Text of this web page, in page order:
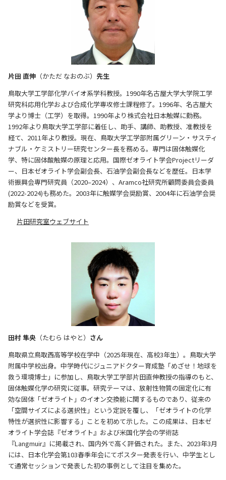
片田 直伸 （かただ なおのぶ） 先生
鳥取大学工学部化学バイオ系学科教授。1990年名古屋大学大学院工学
研究科応用化学および合成化学専攻修士課程修了。1996年、名古屋大
学より博士（工学）を取得。1990年より株式会社日本触媒に勤務。
1992年より鳥取大学工学部に着任し、助手、講師、助教授、准教授を
経て、2011年より教授。現在、鳥取大学工学部附属グリーン・サスティ
ナブル・ケミストリー研究センター長を務める。専門は固体触媒化
学、特に固体酸触媒の原理と応用。国際ゼオライト学会Projectリーダ
ー、日本ゼオライト学会副会長、石油学会副会長などを歴任。日本学
術振興会専門研究員（2020–2024）、Aramco社研究所顧問委員会委員
(2022-2024)も務めた。2003年に触媒学会奨励賞、2004年に石油学会奨
励賞などを受賞。
片田研究室ウェブサイト
田村 隼央 （たむら はやと） さん
鳥取県立鳥取西高等学校在学中（2025年現在、高校3年生）。鳥取大学
附属中学校出身。中学時代にジュニアドクター育成塾「めざせ！地球を
救う環境博士」に参加し、鳥取大学工学部片田直伸教授の指導のもと、
固体触媒化学の研究に従事。研究テーマは、放射性物質の固定化に有
効な固体「ゼオライト」のイオン交換能に関するものであり、従来の
「空間サイズによる選択性」という定説を覆し、「ゼオライトの化学
特性が選択性に影響する」ことを初めて示した。この成果は、日本ゼ
オライト学会誌『ゼオライト』および米国化学会の学術誌
『Langmuir』に掲載され、国内外で高く評価された。また、2023年3月
には、日本化学会第103春季年会にてポスター発表を行い、中学生とし
て通常セッションで発表した初の事例として注目を集めた。